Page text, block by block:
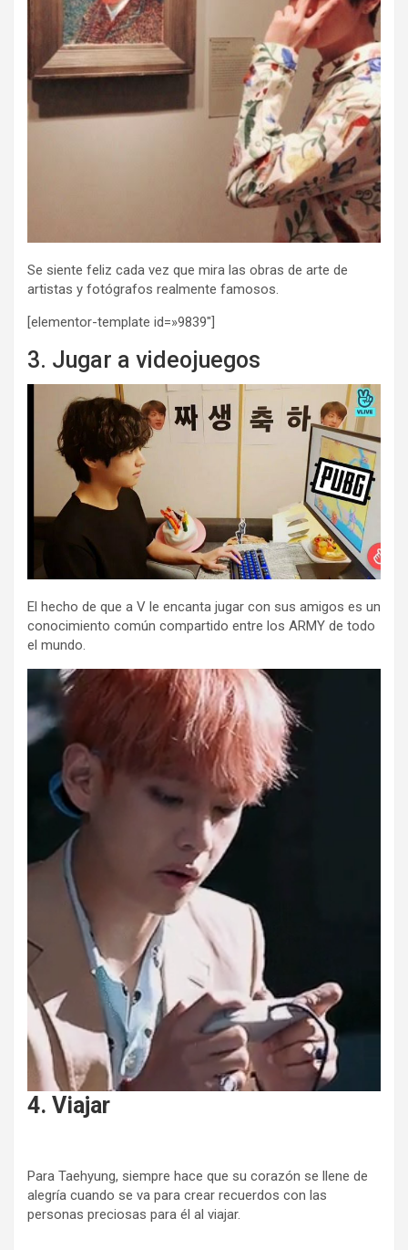
Se siente feliz cada vez que mira las obras de arte de
artistas y fotógrafos realmente famosos.
[elementor-template id=»9839″]
3. Jugar a videojuegos
El hecho de que a V le encanta jugar con sus amigos es un
conocimiento común compartido entre los ARMY de todo
el mundo.
4. Viajar
Para Taehyung, siempre hace que su corazón se llene de
alegría cuando se va para crear recuerdos con las
personas preciosas para él al viajar.